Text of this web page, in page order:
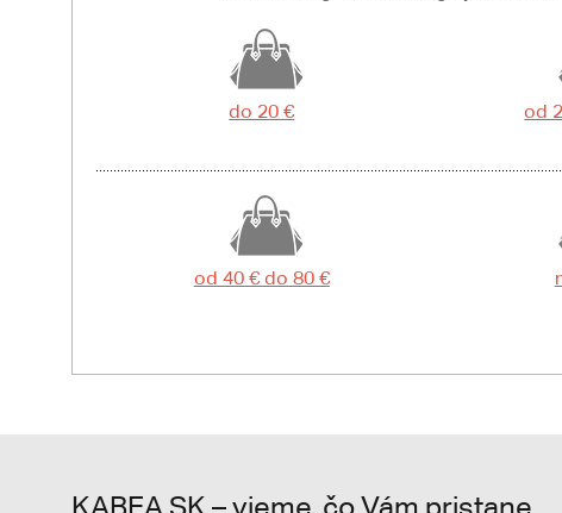
do 20 € od
od 40 € do 80 €
KABEA.SK – vieme, čo Vám pristane